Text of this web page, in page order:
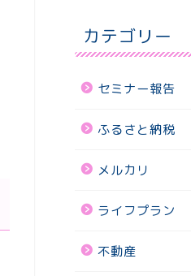
カテゴリー
セミナー報告
ふるさと納税
メルカリ
ライフプラン
不動産